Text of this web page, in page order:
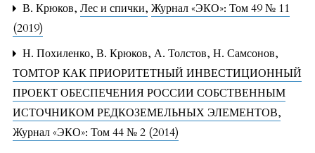
В. Крюков, Лес и спички, Журнал «ЭКО»: Том 49 № 11
(2019)
Н. Похиленко, В. Крюков, А. Толстов, Н. Самсонов,
ТОМТОР КАК ПРИОРИТЕТНЫЙ ИНВЕСТИЦИОННЫЙ
ПРОЕКТ ОБЕСПЕЧЕНИЯ РОССИИ СОБСТВЕННЫМ
ИСТОЧНИКОМ РЕДКОЗЕМЕЛЬНЫХ ЭЛЕМЕНТОВ,
Журнал «ЭКО»: Том 44 № 2 (2014)